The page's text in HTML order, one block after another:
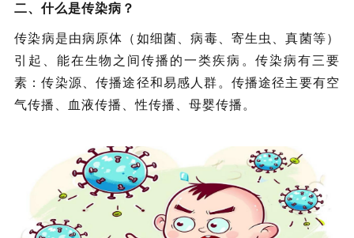
二、什么是传染病？
‌传染病是由病原体（如细菌、病毒、寄生虫、真菌等）
引起、能在生物之间传播的一类疾病‌。传染病有三要
素：传染源、传播途径和易感人群。传播途径主要有空
气传播、血液传播、性传播、母婴传播。